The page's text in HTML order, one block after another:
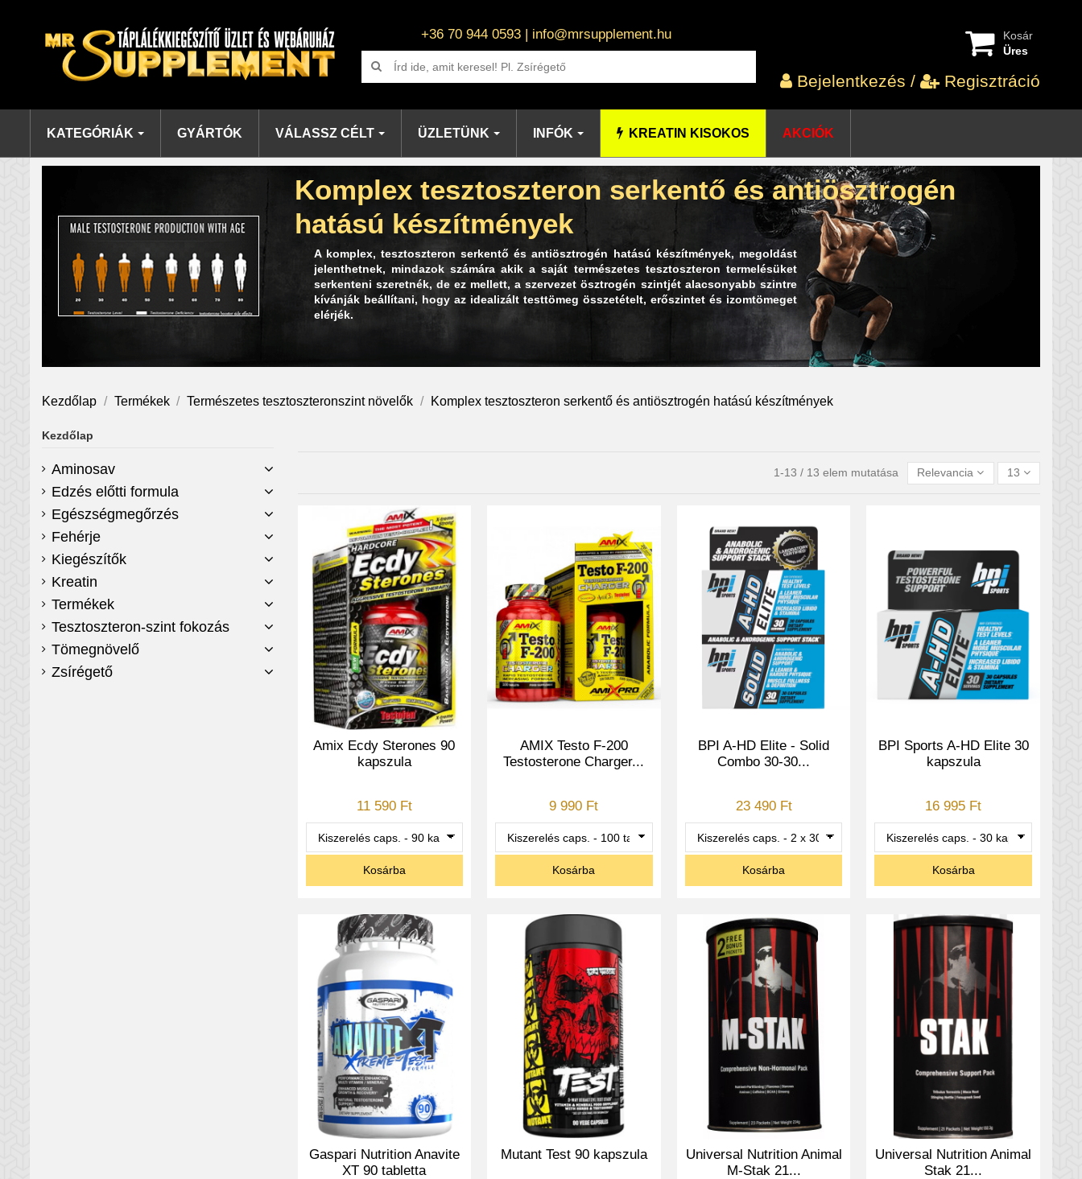
+36 70 944 0593 | info@mrsupplement.hu
Kosár
Üres
Bejelentkezés / Regisztráció
KATEGÓRIÁK GYÁRTÓK VÁLASSZ CÉLT ÜZLETÜNK INFÓK KREATIN KISOKOS AKCIÓK
Komplex tesztoszteron serkentő és antiösztrogén
hatású készítmények
A komplex, tesztoszteron serkentő és antiösztrogén hatású készítmények, megoldást
jelenthetnek, mindazok számára akik a saját természetes tesztoszteron termelésüket
serkenteni szeretnék, de ez mellett, a szervezet ösztrogén szintjét alacsonyabb szintre
kívánják beállítani, hogy az idealizált testtömeg összetételt, erőszintet és izomtömeget
elérjék.
Kezdőlap Termékek Természetes tesztoszteronszint növelők Komplex tesztoszteron serkentő és antiösztrogén hatású készítmények
1-13 / 13 elem mutatása Relevancia 13
Amix Ecdy Sterones 90
kapszula
11 590 Ft
Kosárba
AMIX Testo F-200
Testosterone Charger...
9 990 Ft
Kosárba
BPI A-HD Elite - Solid
Combo 30-30...
23 490 Ft
Kosárba
BPI Sports A-HD Elite 30
kapszula
16 995 Ft
Kosárba
Gaspari Nutrition Anavite
XT 90 tabletta
Mutant Test 90 kapszula
Universal Nutrition Animal
M-Stak 21...
Universal Nutrition Animal
Stak 21...
Kezdőlap
Aminosav
Edzés előtti formula
Egészségmegőrzés
Fehérje
Kiegészítők
Kreatin
Termékek
Tesztoszteron-szint fokozás
Tömegnövelő
Zsírégető